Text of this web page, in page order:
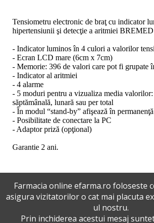
Tensiometru electronic de braţ cu indicator
hipertensiunii şi detecţie a aritmiei
- Indicator luminos în 4 culori a valorilor
- Ecran LCD mare (6cm x 7cm)
- Memorie: 396 de valori care pot fi grupate
- Indicator al aritmiei
- 4 alarme
- 5 moduri pentru a vizualiza media
săptămânală, lunară sau per total
- În modul “stand-by” afişează în
- Posibilitate de conectare la PC
- Adaptor priză (opţional)
Garantie 2 ani.
Inca nu sunt review-uri la acest produs !
Farmacia online efarma.ro foloseste
asigura vizitatorilor o cat mai placuta
ul nostru.
Prin inchiderea acestui mesaj